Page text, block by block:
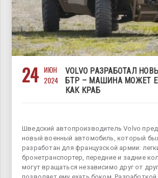
24 ИЮН
2024
VOLVO РАЗРАБОТАЛ
БТР – МАШИНА МОЖЕТ
КАК КРАБ
Шведский автопроизводитель Volvo
новый военный автомобиль, который
разработан для французской армии:
бронетранспортер, передние и задние
могут вращаться независимо друг от